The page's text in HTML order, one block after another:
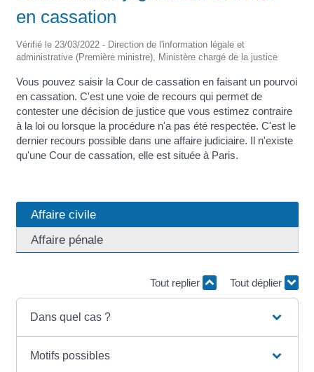
en cassation
Vérifié le 23/03/2022 - Direction de l'information légale et
administrative (Première ministre), Ministère chargé de la justice
Vous pouvez saisir la Cour de cassation en faisant un pourvoi
en cassation. C'est une voie de recours qui permet de
contester une décision de justice que vous estimez contraire
à la loi ou lorsque la procédure n'a pas été respectée. C'est le
dernier recours possible dans une affaire judiciaire. Il n'existe
qu'une Cour de cassation, elle est située à Paris.
Affaire civile
Affaire pénale
Tout replier Tout déplier
Dans quel cas ?
Motifs possibles